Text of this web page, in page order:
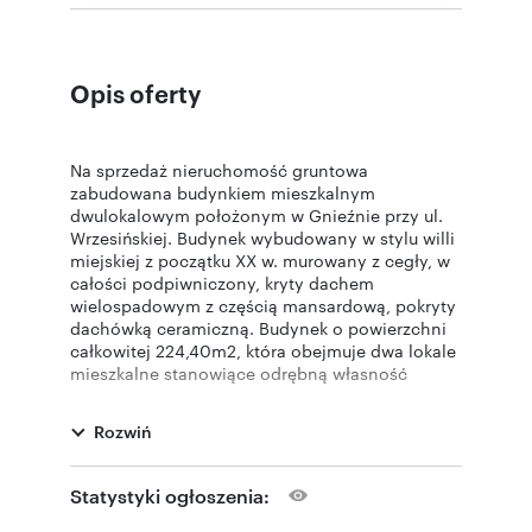
Opis oferty
Na sprzedaż nieruchomość gruntowa
zabudowana budynkiem mieszkalnym
dwulokalowym położonym w Gnieźnie przy ul.
Wrzesińskiej. Budynek wybudowany w stylu willi
miejskiej z początku XX w. murowany z cegły, w
całości podpiwniczony, kryty dachem
wielospadowym z częścią mansardową, pokryty
dachówką ceramiczną. Budynek o powierzchni
całkowitej 224,40m2, która obejmuje dwa lokale
mieszkalne stanowiące odrębną własność
lokal mieszkalny nr 1 o powierzchni 133,50m2,
który składa się z 4 pokoi, kuchni, spiżarni,
łazienki i przedpokoju. Układ pokoi może być
niezależny z wejściem z korytarza. W pokojach
Rozwiń
Statystyki ogłoszenia: